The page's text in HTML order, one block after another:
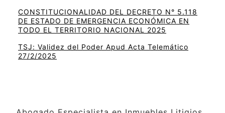
CONSTITUCIONALIDAD DEL DECRETO N° 5.118
DE ESTADO DE EMERGENCIA ECONÓMICA EN
TODO EL TERRITORIO NACIONAL 2025
TSJ: Validez del Poder Apud Acta Telemático
27/2/2025